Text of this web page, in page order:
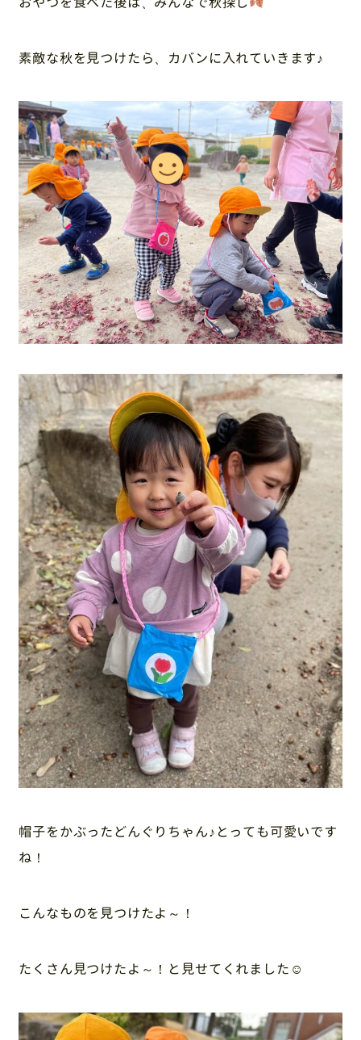
素敵な秋を見つけたら、カバンに入れていきます♪
帽子をかぶったどんぐりちゃん♪とっても可愛いです
ね！
こんなものを見つけたよ～！
たくさん見つけたよ～！と見せてくれました☺